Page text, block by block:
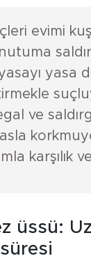
evimi
yasa
ve
karşılık
üssü: